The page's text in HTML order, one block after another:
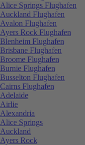
Alice Springs Flughafen
Auckland Flughafen
Avalon Flughafen
Ayers Rock Flughafen
Blenheim Flughafen
Brisbane Flughafen
Broome Flughafen
Burnie Flughafen
Busselton Flughafen
Cairns Flughafen
Adelaide
Airlie
Alexandria
Alice Springs
Auckland
Ayers Rock